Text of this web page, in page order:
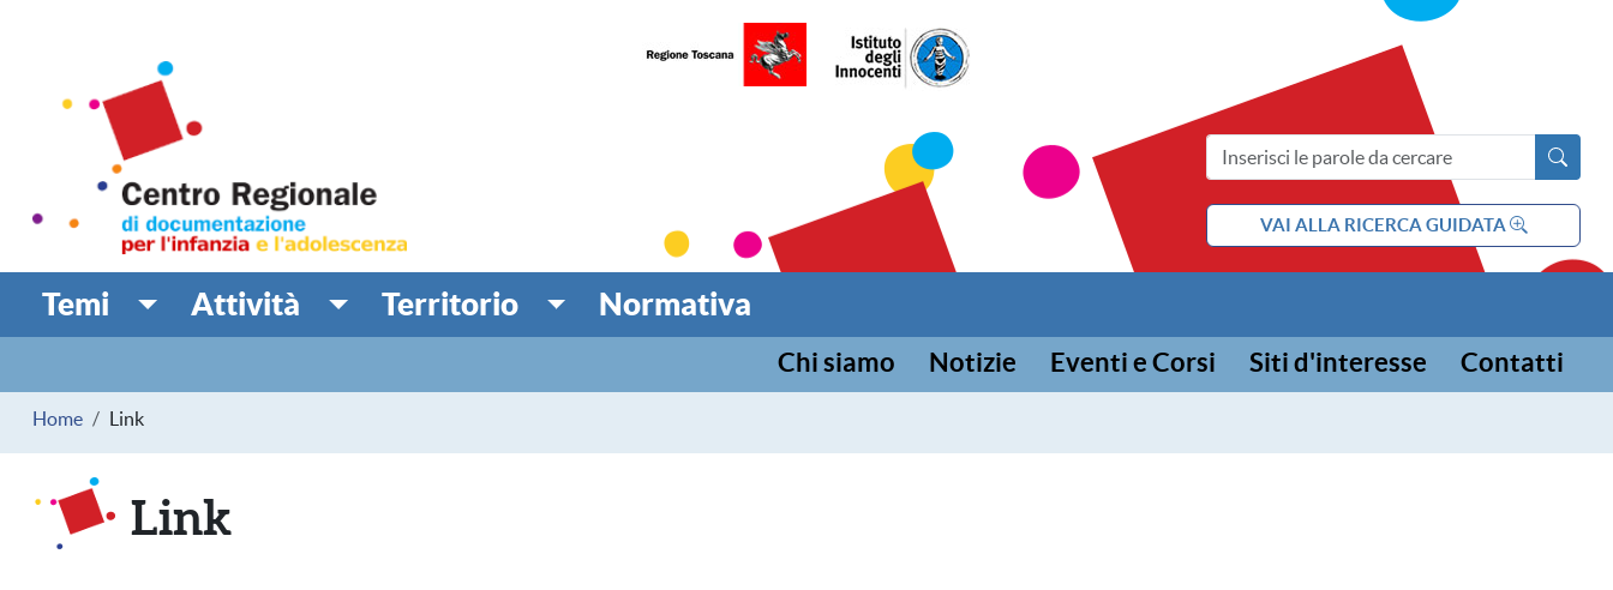
Centro Regionale di documentazione per l'infanzia e l'adolescenza
Cerca nel sito
VAI ALLA RICERCA GUIDATA
Navigazione principale
Temi Attività Territorio Normativa
Chi siamo Notizie Eventi e Corsi Siti d'interesse Contatti
Briciole di pane
Home Link
Link